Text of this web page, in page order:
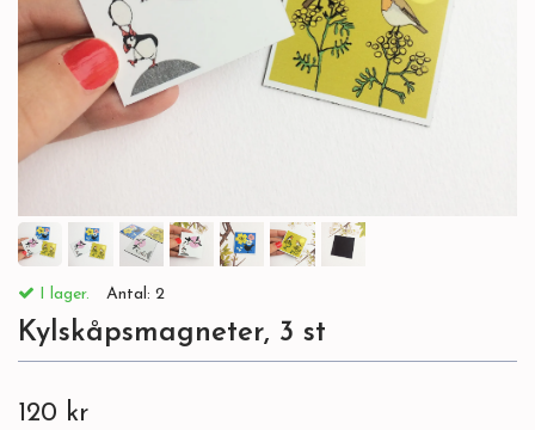
I lager. Antal: 2
Kylskåpsmagneter, 3 st
120 kr